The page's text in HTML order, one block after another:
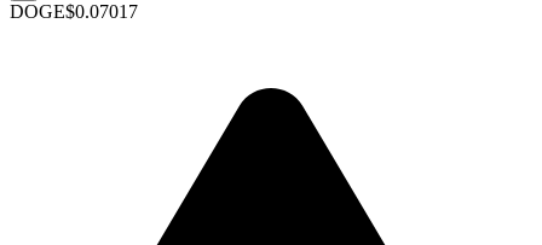
DOGE$0.07017